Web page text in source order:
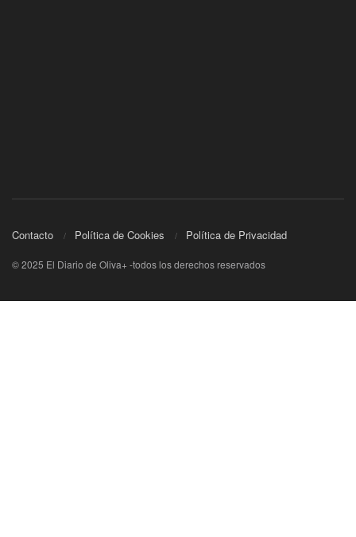
Contacto Política de Cookies Política de Privacidad
© 2025 El Diario de Oliva+ -todos los derechos reservados